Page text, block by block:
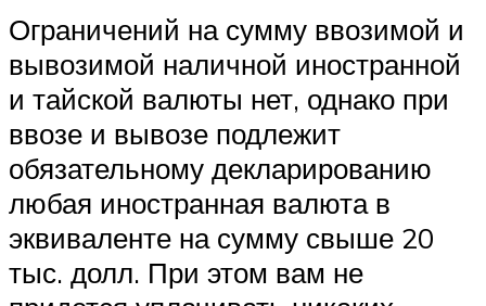
Ограничений на сумму ввозимой и
вывозимой наличной иностранной
и тайской валюты нет, однако при
ввозе и вывозе подлежит
обязательному декларированию
любая иностранная валюта в
эквиваленте на сумму свыше 20
тыс. долл. При этом вам не